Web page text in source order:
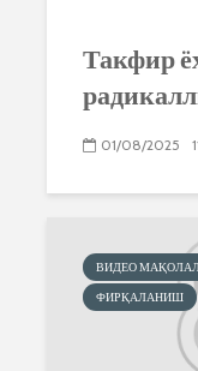
Такфир
01/08/2025
ВИДЕО
ФИРҚАЛАНИШ